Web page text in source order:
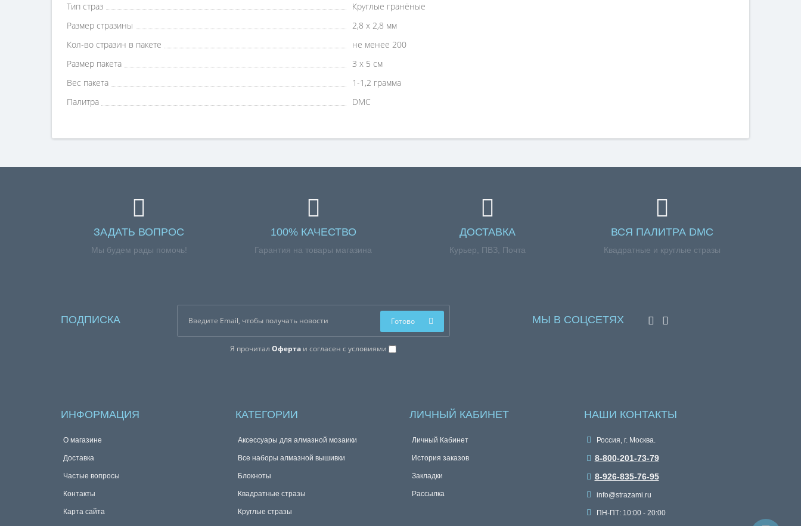
Тип страз
Круглые гранёные
Размер стразины
2,8 х 2,8 мм
Кол-во стразин в пакете
не менее 200
Размер пакета
3 х 5 см
Вес пакета
1-1,2 грамма
Палитра
DMC
ЗАДАТЬ ВОПРОС
Мы будем рады помочь!
100% КАЧЕСТВО
Гарантия на товары магазина
ДОСТАВКА
Курьер, ПВЗ, Почта
ВСЯ ПАЛИТРА DMC
Квадратные и круглые стразы
ПОДПИСКА
Я прочиталОферта и согласен с условиями
Готово МЫ В СОЦСЕТЯХ
ИНФОРМАЦИЯ
О магазине
Доставка
Частые вопросы
Контакты
Карта сайта
КАТЕГОРИИ
Аксессуары для алмазной мозаики
Все наборы алмазной вышивки
Блокноты
Квадратные стразы
Круглые стразы
ЛИЧНЫЙ КАБИНЕТ
Личный Кабинет
История заказов
Закладки
Рассылка
НАШИ КОНТАКТЫ
Россия, г. Москва.
8-800-201-73-79
8-926-835-76-95
info@strazami.ru
ПН-ПТ: 10:00 - 20:00